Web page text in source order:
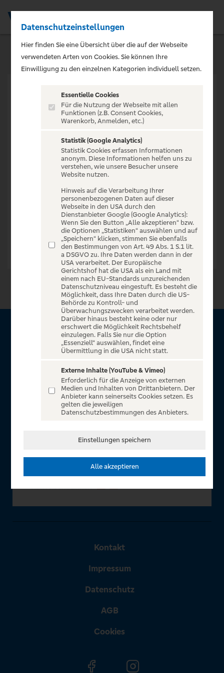
VERANSTALTUNG NICHT
GEFUNDEN
Zur Startseite
Über VR Entertain
für alle Kunden der Volksbanken Raiffeisenbanken. Auf
unserem einzigartigen Portal finden Sie Tickets für
atemberaubende Konzerte, Musicals und Shows, die
Fußball-Bundesliga sowie die Champions League und die
In Zusammenarbeit mit
Kontakt
Impressum
Datenschutz
AGB
Cookies
Datenschutzeinstellungen
Hier finden Sie eine Übersicht über die auf der Webseite
verwendeten Arten von Cookies. Sie können Ihre
Einwilligung zu den einzelnen Kategorien individuell setzen.
Essentielle Cookies
Für die Nutzung der Webseite mit allen
Funktionen (z.B. Consent Cookies,
Warenkorb, Anmelden, etc.)
Statistik (Google Analytics)
Statistik Cookies erfassen Informationen
anonym. Diese Informationen helfen uns zu
verstehen, wie unsere Besucher unsere
Website nutzen.
Hinweis auf die Verarbeitung Ihrer
personenbezogenen Daten auf dieser
Webseite in den USA durch den
Dienstanbieter Google (Google Analytics):
Wenn Sie den Button „Alle akzeptieren“ bzw.
die Optionen „Statistiken“ auswählen und auf
„Speichern“ klicken, stimmen Sie ebenfalls
den Bestimmungen von Art. 49 Abs. 1 S.1 lit.
a DSGVO zu. Ihre Daten werden dann in der
USA verarbeitet. Der Europäische
Gerichtshof hat die USA als ein Land mit
einem nach EU-Standards unzureichenden
Datenschutzniveau eingestuft. Es besteht die
Möglichkeit, dass Ihre Daten durch die US-
Behörde zu Kontroll- und
Überwachungszwecken verarbeitet werden.
Darüber hinaus besteht keine oder nur
erschwert die Möglichkeit Rechtsbehelf
einzulegen. Falls Sie nur die Option
„Essenziell“ auswählen, findet eine
Übermittlung in die USA nicht statt.
Externe Inhalte (YouTube & Vimeo)
Erforderlich für die Anzeige von externen
Medien und Inhalten von Drittanbietern. Der
Anbieter kann seinerseits Cookies setzen. Es
gelten die jeweiligen
Datenschutzbestimmungen des Anbieters.
Einstellungen speichern
Alle akzeptieren